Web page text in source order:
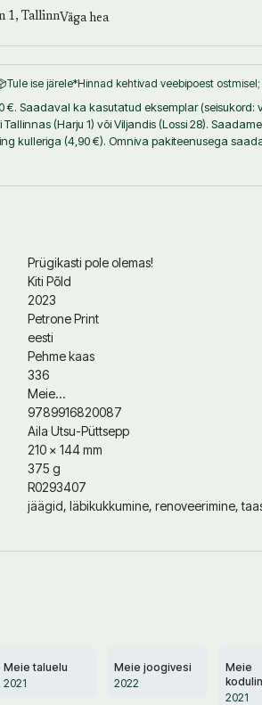
1, TallinnVäga hea
Tule ise järele*Hinnad kehtivad veebipoest
€. Saadaval ka kasutatud eksemplar (seisukord:
(Harju 1) või Viljandis (Lossi 28).
kulleriga (4,90 €). Omniva pakiteenusega
Prügikasti pole olemas!
Kiti Põld
2023
Petrone Print
eesti
Pehme kaas
336
Meie...
9789916820087
Aila Utsu-Püttsepp
210 × 144 mm
375 g
R0293407
jäägid, läbikukkumine, renoveerimine,
Meie taluelu
2021
Meie joogivesi
2022
Meie
2021